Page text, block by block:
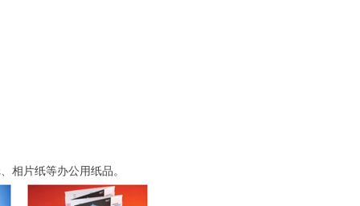
相片纸等办公用纸品。